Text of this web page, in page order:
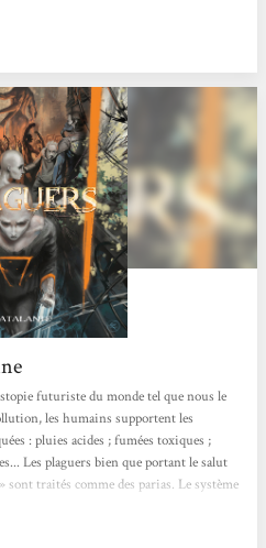
un personnage féminin relativement
futuriste du monde tel que nous le
les humains supportent les
: pluies acides ; fumées toxiques ;
Les plaguers bien que portant le salut
traités comme des parias. Le système
qui entraîne une nouvelle forme de